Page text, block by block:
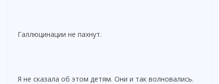
Галлюцинации не пахнут.
Я не сказала об этом детям. Они и так волновались.